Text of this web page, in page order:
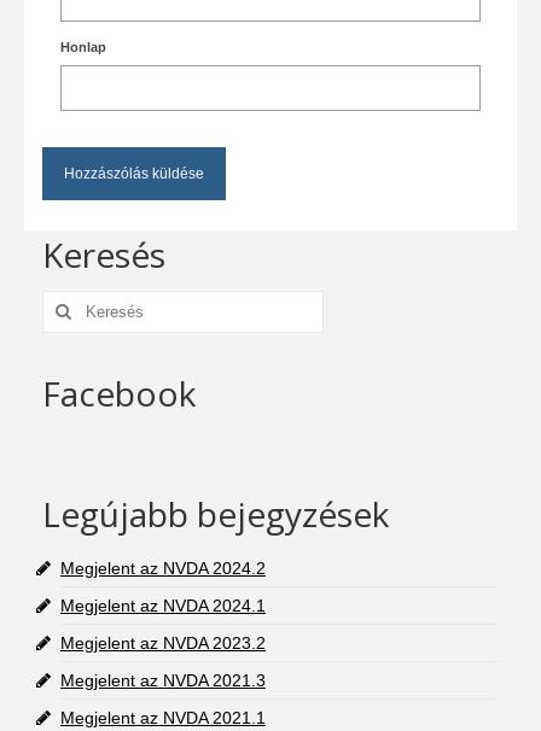
Honlap
Keresés
Keresés:
Facebook
Legújabb bejegyzések
Megjelent az NVDA 2024.2
Megjelent az NVDA 2024.1
Megjelent az NVDA 2023.2
Megjelent az NVDA 2021.3
Megjelent az NVDA 2021.1